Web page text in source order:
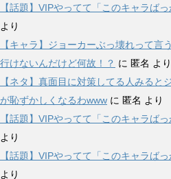
【話題】VIPやってて「このキャラば
より
【キャラ】ジョーカーぶっ壊れって言
行けないんだけど何故！？ に 匿名 より
【ネタ】真面目に対策してる人みる
が恥ずかしくなるわwww に 匿名 より
【話題】VIPやってて「このキャラば
より
【話題】VIPやってて「このキャラば
より